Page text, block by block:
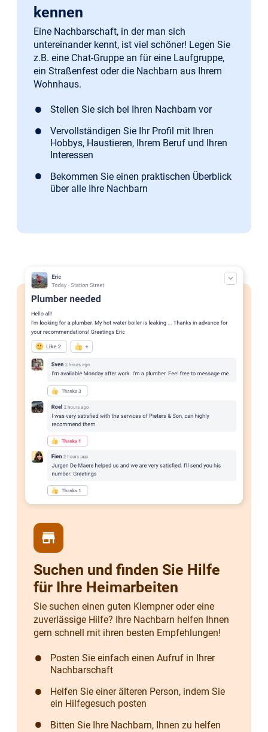
kennen
Eine Nachbarschaft, in der man sich
untereinander kennt, ist viel schöner! Legen Sie
z.B. eine Chat-Gruppe an für eine Laufgruppe,
ein Straßenfest oder die Nachbarn aus Ihrem
Wohnhaus.
Stellen Sie sich bei Ihren Nachbarn vor
Vervollständigen Sie Ihr Profil mit Ihren
Hobbys, Haustieren, Ihrem Beruf und Ihren
Interessen
Bekommen Sie einen praktischen Überblick
über alle Ihre Nachbarn
store
Suchen und finden Sie Hilfe
für Ihre Heimarbeiten
Sie suchen einen guten Klempner oder eine
zuverlässige Hilfe? Ihre Nachbarn helfen Ihnen
gern schnell mit ihren besten Empfehlungen!
Posten Sie einfach einen Aufruf in Ihrer
Nachbarschaft
Helfen Sie einer älteren Person, indem Sie
ein Hilfegesuch posten
Bitten Sie Ihre Nachbarn, Ihnen zu helfen